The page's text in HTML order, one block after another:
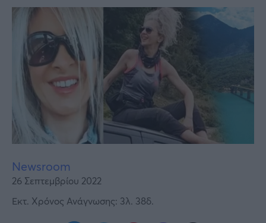
ΕΣΠΑ
Αθλητικά
Υγεία
Γυναίκα
Καιρός
Newsroom
26 Σεπτεμβρίου 2022
Εκτ. Χρόνος Ανάγνωσης: 3λ. 38δ.